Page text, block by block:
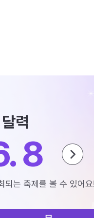
력
8
되는 축제를 볼 수 있어